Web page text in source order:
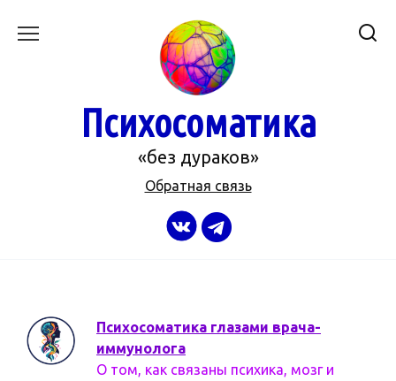
Психосоматика
«без дураков»
Обратная связь
Психосоматика глазами врача-
иммунолога
О том, как связаны психика, мозг и